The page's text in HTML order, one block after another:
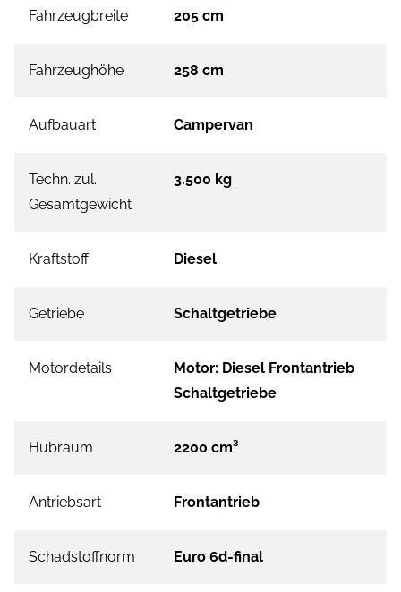
Fahrzeugbreite 205 cm
Fahrzeughöhe 258 cm
Aufbauart Campervan
Techn. zul.
Gesamtgewicht
3.500 kg
Kraftstoff Diesel
Getriebe Schaltgetriebe
Motordetails
Motor: Diesel Frontantrieb
Schaltgetriebe
Hubraum 2200 cm³
Antriebsart Frontantrieb
Schadstoffnorm Euro 6d-final